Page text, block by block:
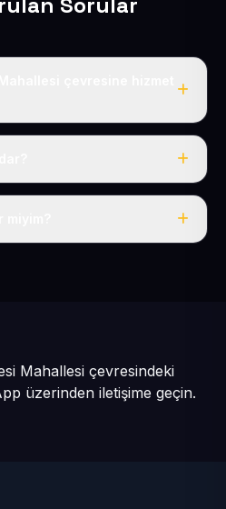
dahil tüm Yeşilhisar ve
KDV, her şey dahil.
Mahallesi çevresindeki
üzerinden iletişime geçin.